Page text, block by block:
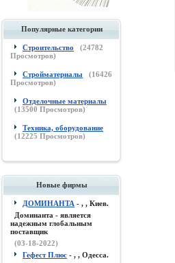
Популярные категории
Строительство (24782
Просмотров)
Стройматериалы (16426
Просмотров)
Отделочные материалы
(13500 Просмотров)
Техника, оборудование
(12225 Просмотров)
Новые фирмы
ДОМИНАНТА - , , Киев.
Доминанта - является
надежным глобальным
поставщик
(03-18-2022)
Гефест Плюс - , , Одесса.